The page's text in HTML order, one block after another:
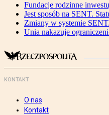
Fundacje rodzinne
Jest sposób na SENT.
Zmiany w systemie
Unia nakazuje
KONTAKT
O nas
Kontakt